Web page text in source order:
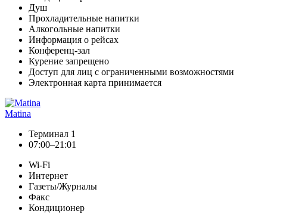
Душ
Прохладительные напитки
Алкогольные напитки
Информация о рейсах
Конференц-зал
Курение запрещено
Доступ для лиц с ограниченными возможностями
Электронная карта принимается
Matina
Терминал 1
07:00–21:01
Wi-Fi
Интернет
Газеты/Журналы
Факс
Кондиционер